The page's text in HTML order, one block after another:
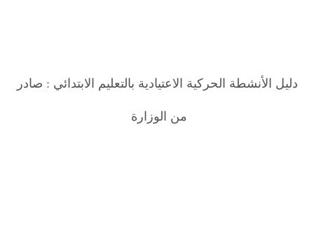
دليل الأنشطة الحركية الاعتيادية بالتعليم الابتدائي : صادر
من الوزارة